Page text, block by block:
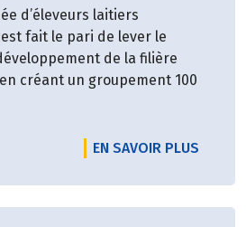
d’éleveurs laitiers
fait le pari de lever le
de la filière
créant un groupement 100
EN SAVOIR PLUS